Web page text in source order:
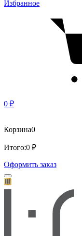
Избранное
0 ₽
Корзина0
Итого:0 ₽
Оформить заказ